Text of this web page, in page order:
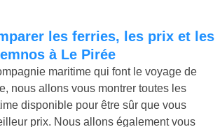
à Le Pirée
maritime qui font le voyage de
nous allons vous montrer toutes les
disponible pour être sûr que vous
prix. Nous allons également vous